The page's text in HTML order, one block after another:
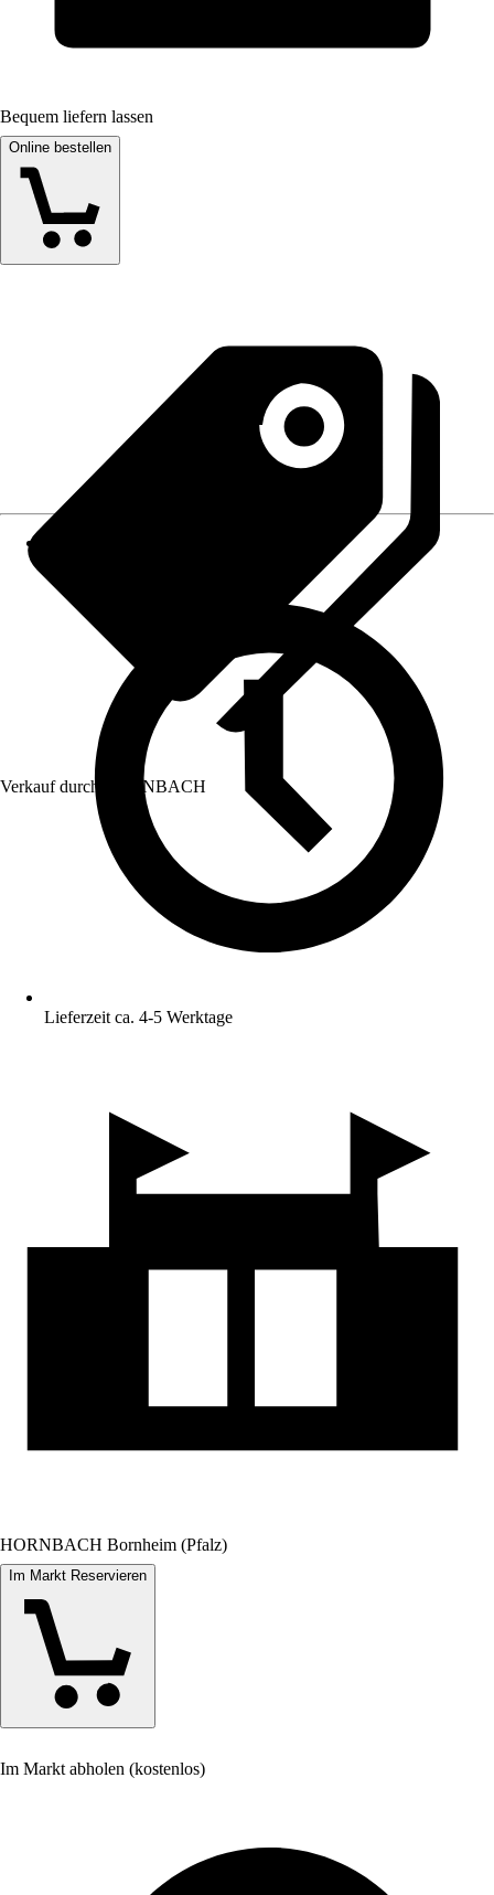
Bequem liefern lassen
Online bestellen
Verkauf durch: HORNBACH
Lieferzeit ca. 4-5 Werktage
HORNBACH Bornheim (Pfalz)
Im Markt Reservieren
Im Markt abholen (kostenlos)